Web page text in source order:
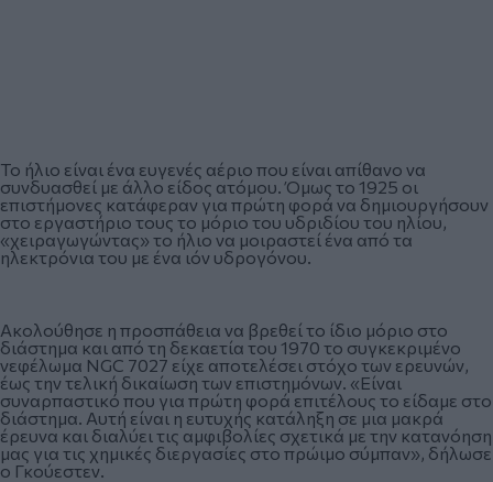
Το ήλιο είναι ένα ευγενές αέριο που είναι απίθανο να
συνδυασθεί με άλλο είδος ατόμου. Όμως το 1925 οι
επιστήμονες κατάφεραν για πρώτη φορά να δημιουργήσουν
στο εργαστήριο τους το μόριο του υδριδίου του ηλίου,
«χειραγωγώντας» το ήλιο να μοιραστεί ένα από τα
ηλεκτρόνια του με ένα ιόν υδρογόνου.
Ακολούθησε η προσπάθεια να βρεθεί το ίδιο μόριο στο
διάστημα και από τη δεκαετία του 1970 το συγκεκριμένο
νεφέλωμα NGC 7027 είχε αποτελέσει στόχο των ερευνών,
έως την τελική δικαίωση των επιστημόνων. «Είναι
συναρπαστικό που για πρώτη φορά επιτέλους το είδαμε στο
διάστημα. Αυτή είναι η ευτυχής κατάληξη σε μια μακρά
έρευνα και διαλύει τις αμφιβολίες σχετικά με την κατανόηση
μας για τις χημικές διεργασίες στο πρώιμο σύμπαν», δήλωσε
ο Γκούεστεν.